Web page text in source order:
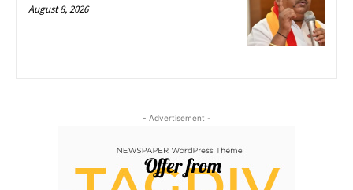
August 8, 2026
- Advertisement -